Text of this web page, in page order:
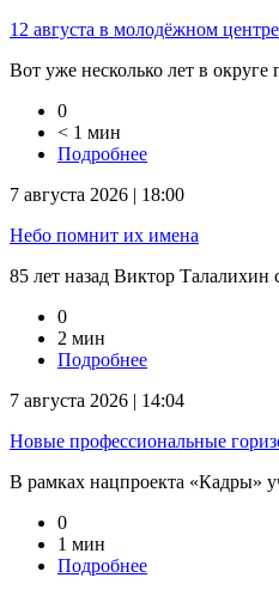
12 августа в молодёжном
Вот уже несколько лет в
0
< 1 мин
Подробнее
7 августа 2026 | 18:00
Небо помнит их имена
85 лет назад Виктор Талалихин
0
2 мин
Подробнее
7 августа 2026 | 14:04
Новые профессиональные
В рамках нацпроекта «Кадры»
0
1 мин
Подробнее